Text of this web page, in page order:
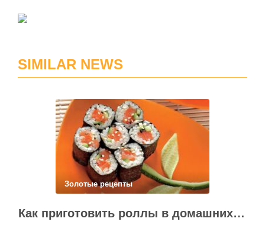
SIMILAR NEWS
Золотые рецепты
Как приготовить роллы в домашних условиях?